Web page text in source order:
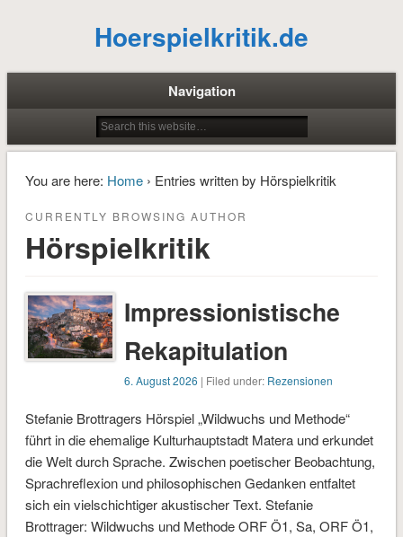
Hoerspielkritik.de
Navigation
You are here: Home› Entries written by Hörspielkritik
CURRENTLY BROWSING AUTHOR
Hörspielkritik
Impressionistische
Rekapitulation
6. August 2026 | Filed under: Rezensionen
Stefanie Brottragers Hörspiel „Wildwuchs und Methode“
führt in die ehemalige Kulturhauptstadt Matera und erkundet
die Welt durch Sprache. Zwischen poetischer Beobachtung,
Sprachreflexion und philosophischen Gedanken entfaltet
sich ein vielschichtiger akustischer Text. Stefanie
Brottrager: Wildwuchs und Methode ORF Ö1, Sa, ORF Ö1,